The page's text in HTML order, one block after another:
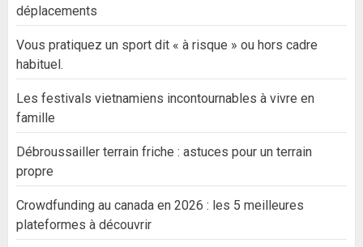
déplacements
Vous pratiquez un sport dit « à risque » ou hors cadre
habituel.
Les festivals vietnamiens incontournables à vivre en
famille
Débroussailler terrain friche : astuces pour un terrain
propre
Crowdfunding au canada en 2026 : les 5 meilleures
plateformes à découvrir